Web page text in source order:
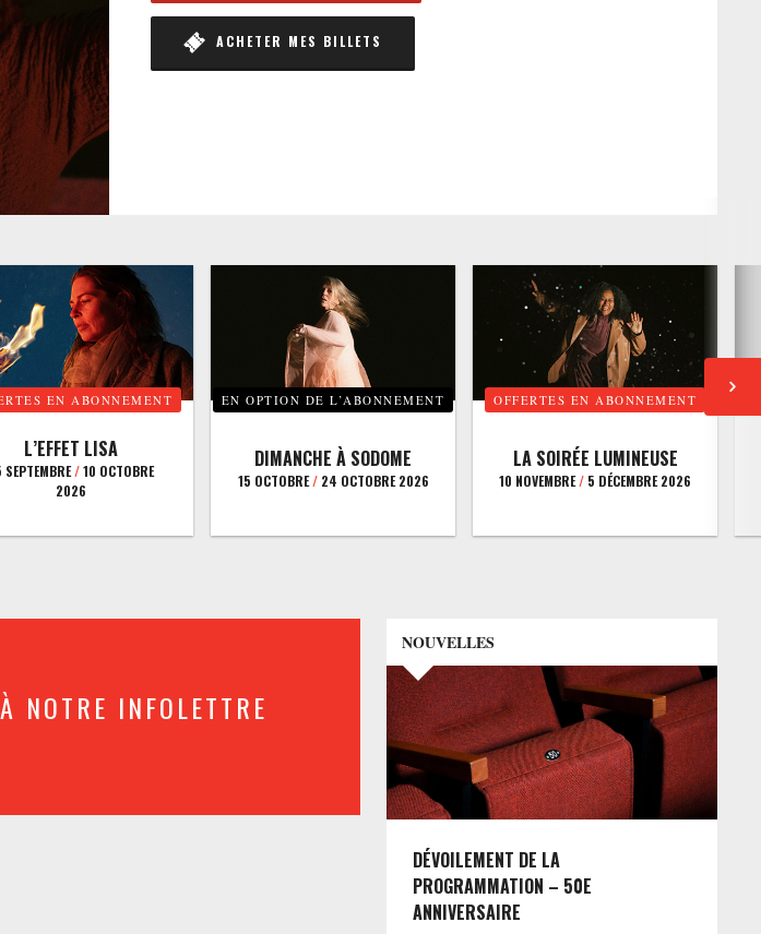
ACHETER MES BILLETS
EN ABONNEMENT
L’EFFET LISA
SEPTEMBRE/10 OCTOBRE
2026
EN OPTION DE L’ABONNEMENT
DIMANCHE À SODOME
15 OCTOBRE/24 OCTOBRE 2026
OFFERTES EN ABONNEMENT
LA SOIRÉE LUMINEUSE
10 NOVEMBRE/ 5 DÉCEMBRE 2026
NOTRE INFOLETTRE
NOUVELLES
DÉVOILEMENT DE LA
PROGRAMMATION – 50E
ANNIVERSAIRE